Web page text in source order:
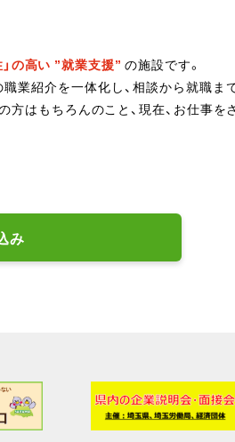
の高い ”就業支援” の施設です。
業紹介を一体化し、相談から就職ま
はもちろんのこと、現在、お仕事を
み